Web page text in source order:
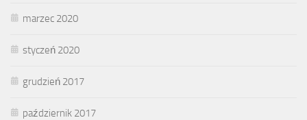
marzec 2020
styczeń 2020
grudzień 2017
październik 2017